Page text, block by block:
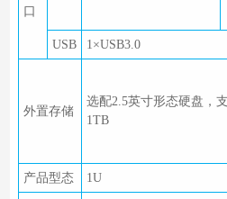
口
USB 1×USB3.0
外置存储
选配2.5英寸形态硬盘，
1TB
产品型态 1U